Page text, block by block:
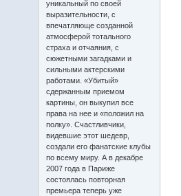
уникальный по своей
выразительности, с
впечатляюще созданной
атмосферой тотального
страха и отчаяния, с
сюжетными загадками и
сильными актерскими
работами. «Убитый»
сдержанным приемом
картины, он выкупил все
права на нее и «положил на
полку». Счастливчики,
видевшие этот шедевр,
создали его фанатские клубы
по всему миру. А в декабре
2007 года в Париже
состоялась повторная
премьера теперь уже